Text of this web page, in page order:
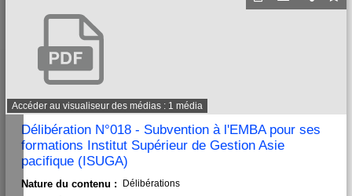
Accéder au visualiseur des médias : 1 média
Délibération N°018 - Subvention à l'EMBA pour ses
formations Institut Supérieur de Gestion Asie
pacifique (ISUGA)
Nature du contenu : Délibérations